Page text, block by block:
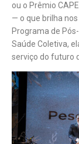
ou o Prêmio
— o que brilha
Programa de
Saúde Coletiva,
serviço do futuro